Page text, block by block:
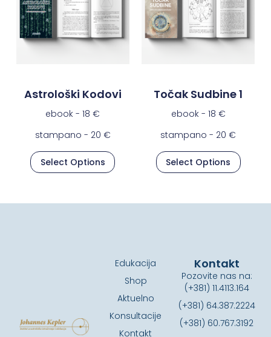
Astrološki Kodovi
ebook -18€
stampano - 20 €
Select Options
Točak Sudbine 1
ebook - 18 €
stampano - 20€
Select Options
Edukacija
Shop
Aktuelno
Konsultacije
Kontakt
Kontakt
Pozovite nas na:
(+381) 11.4113.164
(+381) 64.387.2224
(+381) 60.767.3192